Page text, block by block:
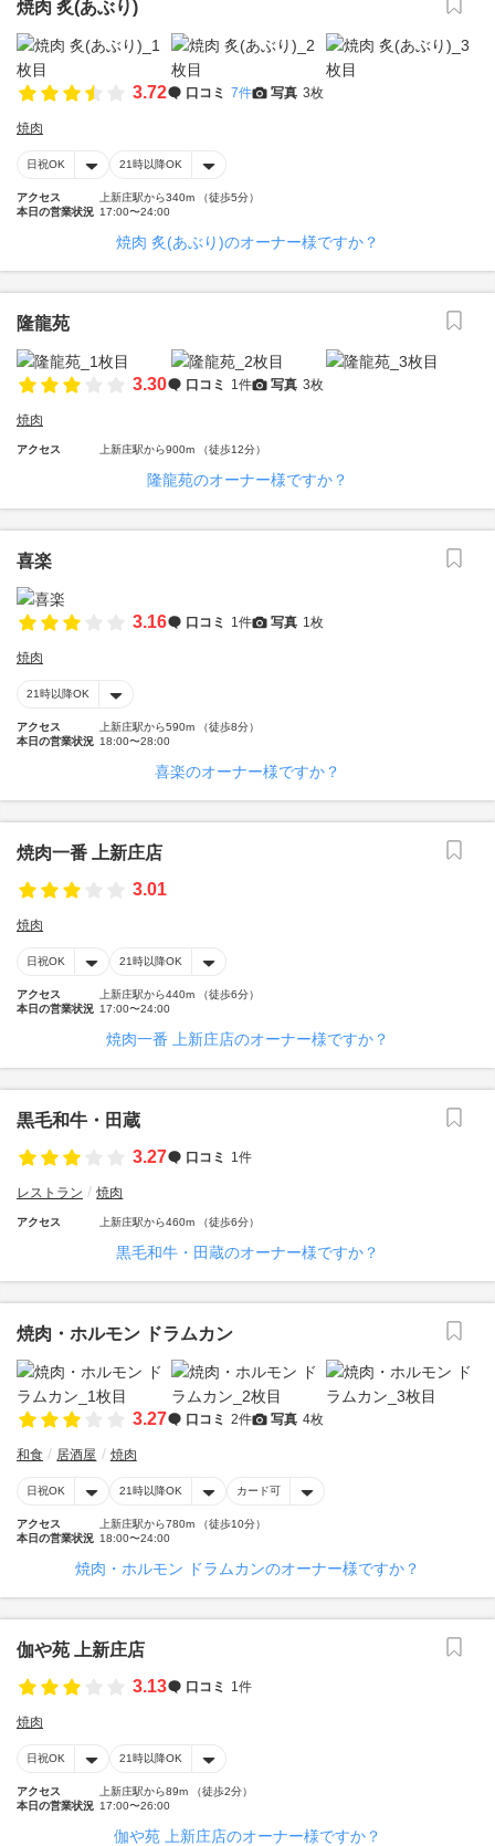
焼肉 炙(あぶり)
3.72 口コミ 7件 写真 3枚
焼肉
日祝OK 21時以降OK
アクセス
上新庄駅から340m （徒歩5分）
本日の営業状況 17:00〜24:00
焼肉 炙(あぶり)のオーナー様ですか？
隆龍苑
3.30 口コミ 1件 写真 3枚
焼肉
アクセス 上新庄駅から900m （徒歩12分）
隆龍苑のオーナー様ですか？
喜楽
3.16 口コミ 1件 写真 1枚
焼肉
21時以降OK
アクセス
上新庄駅から590m （徒歩8分）
本日の営業状況 18:00〜28:00
喜楽のオーナー様ですか？
焼肉一番 上新庄店
3.01
焼肉
日祝OK 21時以降OK
アクセス
上新庄駅から440m （徒歩6分）
本日の営業状況 17:00〜24:00
焼肉一番 上新庄店のオーナー様ですか？
黒毛和牛・田蔵
3.27
口コミ 1件
レストラン 焼肉
アクセス 上新庄駅から460m （徒歩6分）
黒毛和牛・田蔵のオーナー様ですか？
焼肉・ホルモン ドラムカン
3.27 口コミ 2件 写真 4枚
和食 居酒屋 焼肉
日祝OK 21時以降OK カード可
アクセス
上新庄駅から780m （徒歩10分）
本日の営業状況 18:00〜24:00
焼肉・ホルモン ドラムカンのオーナー様ですか？
伽や苑 上新庄店
3.13
口コミ 1件
焼肉
日祝OK 21時以降OK
アクセス
上新庄駅から89m （徒歩2分）
本日の営業状況 17:00〜26:00
伽や苑 上新庄店のオーナー様ですか？